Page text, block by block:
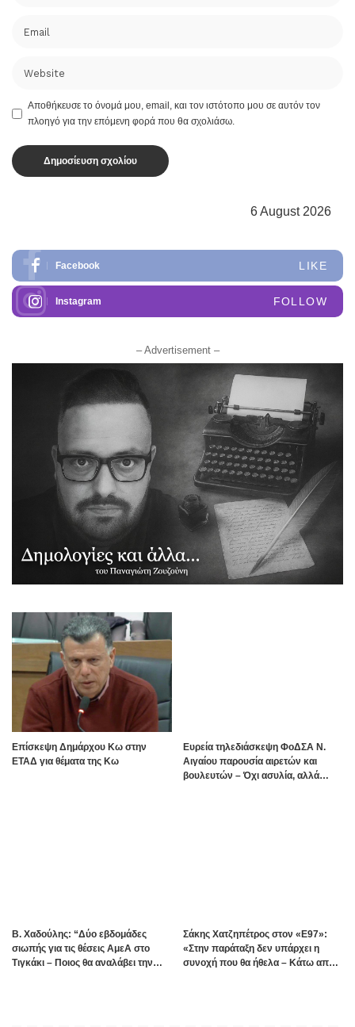
Αποθήκευσε το όνομά μου, email, και τον ιστότοπο μου σε αυτόν τον
πλοηγό για την επόμενη φορά που θα σχολιάσω.
6 August 2026
Facebook LIKE
Instagram FOLLOW
– Advertisement –
Επίσκεψη Δημάρχου Κω στην
ΕΤΑΔ για θέματα της Κω
Ευρεία τηλεδιάσκεψη ΦοΔΣΑ Ν.
Αιγαίου παρουσία αιρετών και
βουλευτών – Όχι ασυλία, αλλά
B. Xαδούλης: “Δύο εβδομάδες
σιωπής για τις θέσεις ΑμεΑ στο
Τιγκάκι – Ποιος θα αναλάβει την
Σάκης Χατζηπέτρος στον «Ε97»:
«Στην παράταξη δεν υπάρχει η
συνοχή που θα ήθελα – Κάτω από